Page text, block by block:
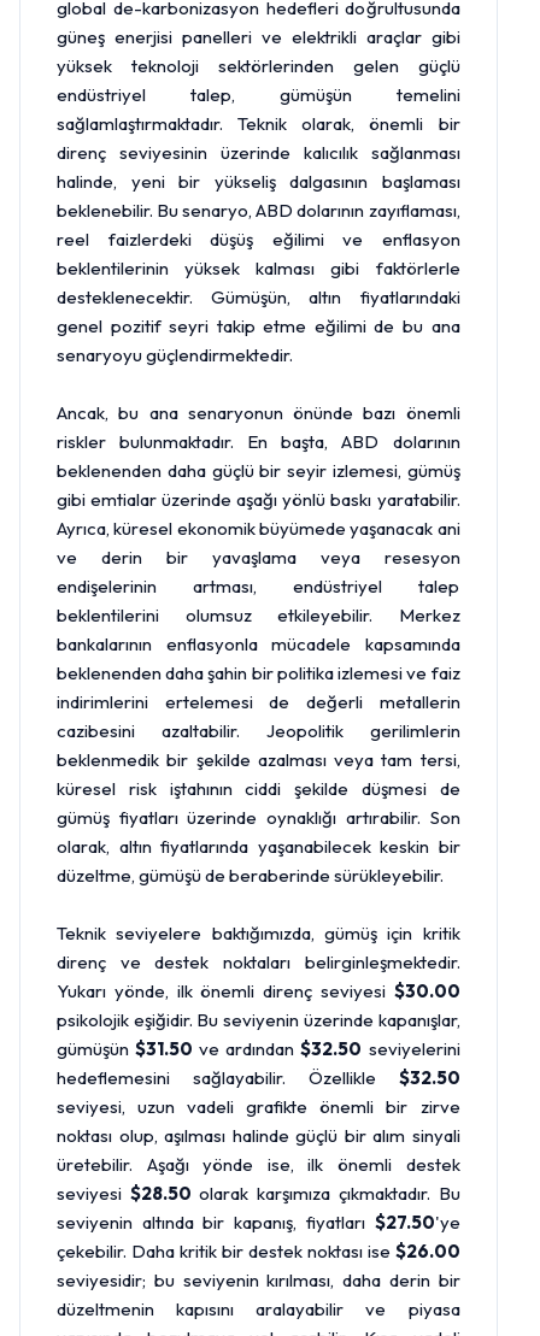
global de-karbonizasyon hedefleri doğrultusunda
güneş enerjisi panelleri ve elektrikli araçlar gibi
yüksek teknoloji sektörlerinden gelen güçlü
endüstriyel talep, gümüşün temelini
sağlamlaştırmaktadır. Teknik olarak, önemli bir
direnç seviyesinin üzerinde kalıcılık sağlanması
halinde, yeni bir yükseliş dalgasının başlaması
beklenebilir. Bu senaryo, ABD dolarının zayıflaması,
reel faizlerdeki düşüş eğilimi ve enflasyon
beklentilerinin yüksek kalması gibi faktörlerle
desteklenecektir. Gümüşün,altın fiyatlarındaki
genel pozitif seyri takip etme eğilimi de bu ana
senaryoyu güçlendirmektedir.
Ancak, bu ana senaryonun önünde bazı önemli
riskler bulunmaktadır. En başta, ABD dolarının
beklenenden daha güçlü bir seyir izlemesi, gümüş
gibi emtialar üzerinde aşağı yönlü baskı yaratabilir.
Ayrıca, küresel ekonomik büyümede yaşanacak ani
ve derin bir yavaşlama veya resesyon
endişelerinin artması, endüstriyel talep
beklentilerini olumsuz etkileyebilir. Merkez
bankalarının enflasyonla mücadele kapsamında
beklenenden daha şahin bir politika izlemesi ve faiz
indirimlerini ertelemesi de değerli metallerin
cazibesini azaltabilir. Jeopolitik gerilimlerin
beklenmedik bir şekilde azalması veya tam tersi,
küresel risk iştahının ciddi şekilde düşmesi de
gümüş fiyatları üzerinde oynaklığı artırabilir. Son
olarak, altın fiyatlarında yaşanabilecek keskin bir
düzeltme, gümüşü de beraberinde sürükleyebilir.
Teknik seviyelere baktığımızda, gümüş için kritik
direnç ve destek noktaları belirginleşmektedir.
Yukarı yönde, ilk önemli direnç seviyesi $30.00
psikolojik eşiğidir. Bu seviyenin üzerinde kapanışlar,
gümüşün$31.50 ve ardından$32.50 seviyelerini
hedeflemesini sağlayabilir. Özellikle $32.50
seviyesi, uzun vadeli grafikte önemli bir zirve
noktası olup, aşılması halinde güçlü bir alım sinyali
üretebilir. Aşağı yönde ise, ilk önemli destek
seviyesi $28.50 olarak karşımıza çıkmaktadır. Bu
seviyenin altında bir kapanış, fiyatları $27.50'ye
çekebilir. Daha kritik bir destek noktası ise $26.00
seviyesidir; bu seviyenin kırılması, daha derin bir
düzeltmenin kapısını aralayabilir ve piyasa